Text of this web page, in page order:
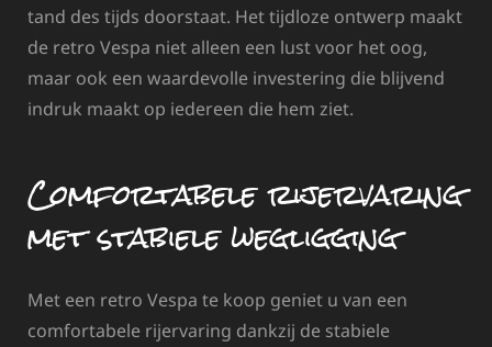
tand des tijds doorstaat. Het tijdloze ontwerp maakt
de retro Vespa niet alleen een lust voor het oog,
maar ook een waardevolle investering die blijvend
indruk maakt op iedereen die hem ziet.
Comfortabele rijervaring
met stabiele wegligging
Met een retro Vespa te koop geniet u van een
comfortabele rijervaring dankzij de stabiele